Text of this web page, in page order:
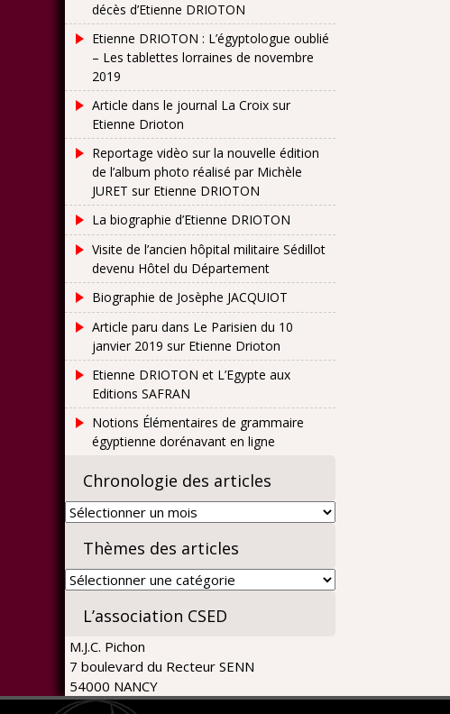
décès d’Etienne DRIOTON
Etienne DRIOTON : L’égyptologue oublié
– Les tablettes lorraines de novembre
2019
Article dans le journal La Croix sur
Etienne Drioton
Reportage vidèo sur la nouvelle édition
de l’album photo réalisé par Michèle
JURET sur Etienne DRIOTON
La biographie d’Etienne DRIOTON
Visite de l’ancien hôpital militaire Sédillot
devenu Hôtel du Département
Biographie de Josèphe JACQUIOT
Article paru dans Le Parisien du 10
janvier 2019 sur Etienne Drioton
Etienne DRIOTON et L’Egypte aux
Editions SAFRAN
Notions Élémentaires de grammaire
égyptienne dorénavant en ligne
Chronologie des articles
Chronologie
articles
Thèmes des articles
Thèmes
articles
L’association CSED
M.J.C. Pichon
7 boulevard du Recteur SENN
54000 NANCY